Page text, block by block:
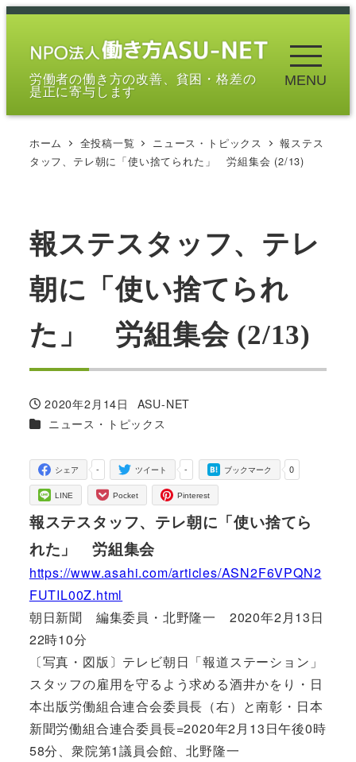
メ
労働者の働き方の改善、貧困・格差の
是正に寄与します
MENU
ホーム 全投稿一覧 ニュース・トピックス
報ステス
タッフ、テレ朝に「使い捨てられた」 労組集会 (2/13)
報ステスタッフ、テレ
朝に「使い捨てられ
た」 労組集会 (2/13)
投稿日
2020年2月14日
著
者
ASU-NET
カテゴリー
ニュース・トピックス
-
シェア -
ツイート 0
ブックマーク
LINE Pocket Pinterest
報ステスタッフ、テレ朝に「使い捨てら
れた」 労組集会
https://www.asahi.com/articles/ASN2F6VPQN2
FUTIL00Z.html
朝日新聞 編集委員・北野隆一 2020年2月13日
22時10分
〔写真・図版〕テレビ朝日「報道ステーション」
スタッフの雇用を守るよう求める酒井かをり・日
本出版労働組合連合会委員長（右）と南彰・日本
新聞労働組合連合委員長=2020年2月13日午後0時
58分、衆院第1議員会館、北野隆一